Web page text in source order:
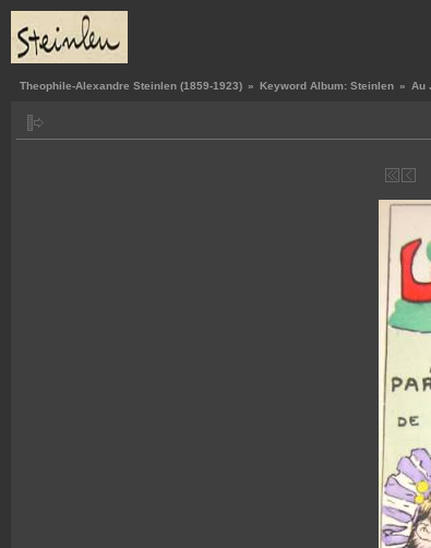
Theophile-Alexandre Steinlen (1859-1923) » Keyword Album: Steinlen » Au